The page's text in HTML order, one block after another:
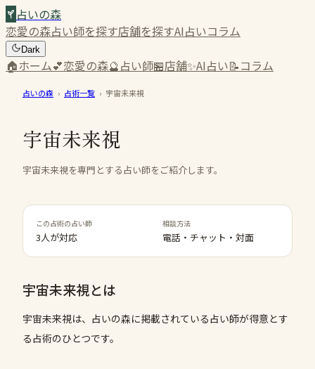
占いの森
恋愛の森占い師を探す店舗を探すAI占いコラム
Dark
🏠ホーム💕恋愛の森🔮占い師🏪店舗✨AI占い📝コラム
占いの森 › 占術一覧 › 宇宙未来視
宇宙未来視
宇宙未来視を専門とする占い師をご紹介します。
この占術の占い師
3人が対応
相談方法
電話・チャット・対面
宇宙未来視とは
宇宙未来視は、占いの森に掲載されている占い師が得意とす
る占術のひとつです。